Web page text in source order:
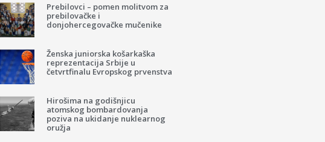
Prebilovci – pomen molitvom za
prebilovačke i
donjohercegovačke mučenike
Ženska juniorska košarkaška
reprezentacija Srbije u
četvrtfinalu Evropskog prvenstva
Hirošima na godišnjicu
atomskog bombardovanja
poziva na ukidanje nuklearnog
oružja